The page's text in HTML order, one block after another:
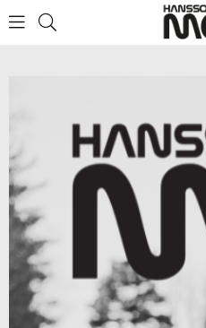
LOGG INN